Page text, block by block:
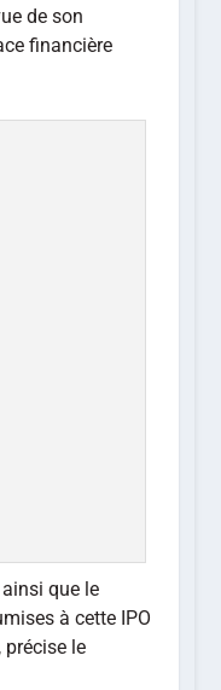
de son
financière
que le
à cette IPO
précise le